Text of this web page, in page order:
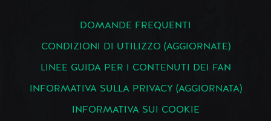
DOMANDE FREQUENTI
CONDIZIONI DI UTILIZZO (AGGIORNATE)
LINEE GUIDA PER I CONTENUTI DEI FAN
INFORMATIVA SULLA PRIVACY (AGGIORNATA)
INFORMATIVA SUI COOKIE